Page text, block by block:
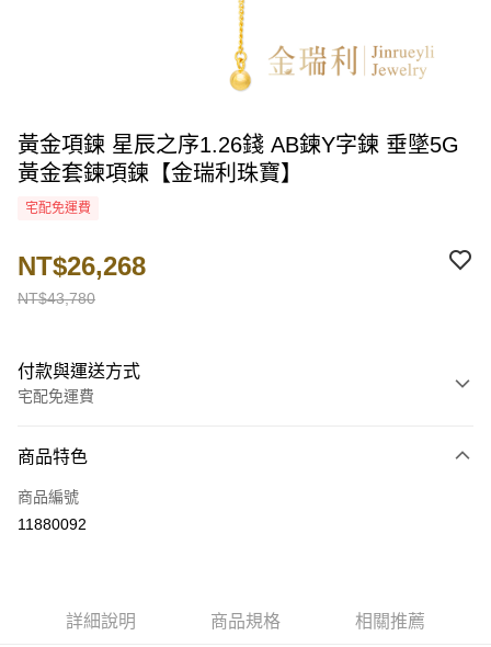
黃金項鍊 星辰之序1.26錢 AB鍊Y字鍊 垂墜5G
黃金套鍊項鍊【金瑞利珠寶】
宅配免運費
NT$43,780
NT$26,268
付款與運送方式
宅配免運費
信用卡一次付款
LINE Pay
ATM付款
商品特色
商品編號
11880092
詳細說明 商品規格 相關推薦